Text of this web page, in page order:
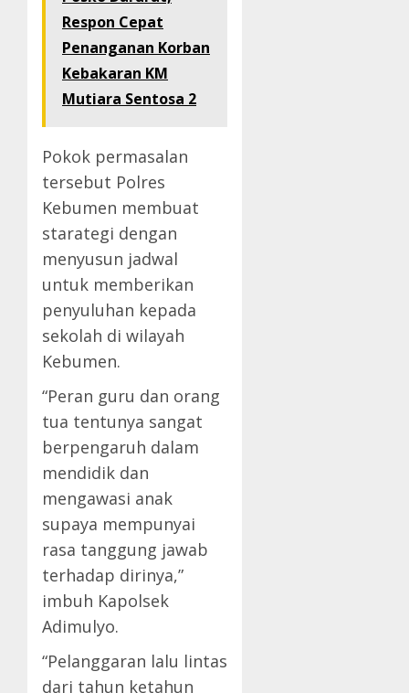
Respon Cepat
Penanganan Korban
Kebakaran KM
Mutiara Sentosa 2
Pokok permasalan
tersebut Polres
Kebumen membuat
starategi dengan
menyusun jadwal
untuk memberikan
penyuluhan kepada
sekolah di wilayah
Kebumen.
“Peran guru dan orang
tua tentunya sangat
berpengaruh dalam
mendidik dan
mengawasi anak
supaya mempunyai
rasa tanggung jawab
terhadap dirinya,”
imbuh Kapolsek
Adimulyo.
“Pelanggaran lalu lintas
dari tahun ketahun